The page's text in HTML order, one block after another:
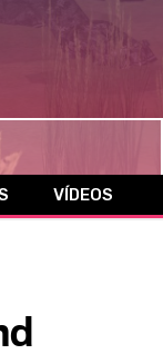
CÓMICSVÍDEOS